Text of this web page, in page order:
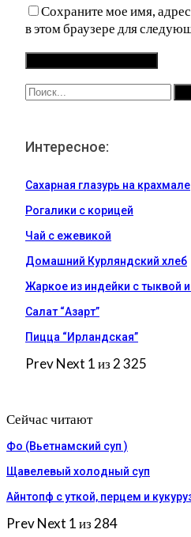
Сохраните мое имя,
в этом браузере для
Интересное:
Сахарная глазурь на крахмале
Рогалики с корицей
Чай с ежевикой
Домашний Курляндский хлеб
Жаркое из индейки с тыквой
Салат “Азарт”
Пицца “Ирландская”
PrevNext 1 из 2 325
Сейчас читают
Фо (Вьетнамский суп )
Щавелевый холодный суп
Айнтопф с уткой, перцем и
PrevNext 1 из 284